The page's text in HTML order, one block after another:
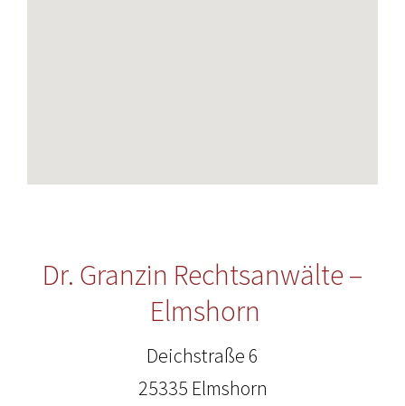
Dr. Granzin Rechtsanwälte –
Elmshorn
Deichstraße 6
25335 Elmshorn